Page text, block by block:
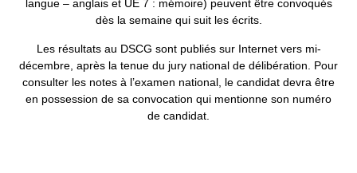
langue – anglais et UE 7 : mémoire) peuvent être convoqués
dès la semaine qui suit les écrits.
Les résultats au DSCG sont publiés sur Internet vers mi-
décembre, après la tenue du jury national de délibération. Pour
consulter les notes à l’examen national, le candidat devra être
en possession de sa convocation qui mentionne son numéro
de candidat.